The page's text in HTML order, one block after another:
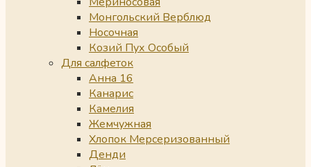
Монгольский Верблюд
Носочная
Козий Пух Особый
Для салфеток
Анна 16
Канарис
Камелия
Жемчужная
Хлопок Мерсеризованный
Денди